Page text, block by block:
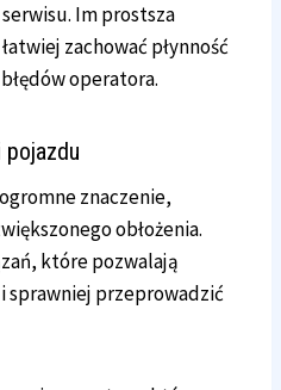
Im prostsza
zachować płynność
operatora.
pojazdu
znaczenie,
obłożenia.
które pozwalają
sprawniej przeprowadzić